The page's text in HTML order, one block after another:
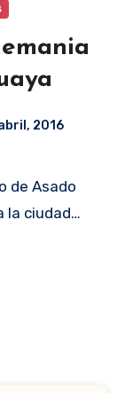
2016
la ciudad…